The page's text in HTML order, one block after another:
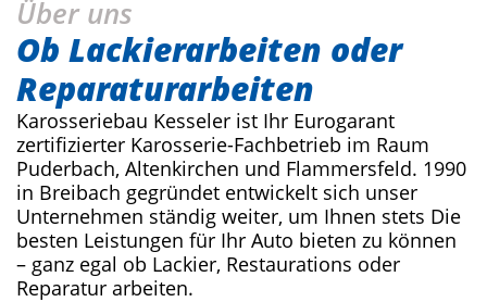
Über uns
Ob Lackierarbeiten oder
Reparaturarbeiten
Karosseriebau Kesseler ist Ihr Eurogarant
zertifizierter Karosserie-Fachbetrieb im Raum
Puderbach, Altenkirchen und Flammersfeld. 1990
in Breibach gegründet entwickelt sich unser
Unternehmen ständig weiter, um Ihnen stets Die
besten Leistungen für Ihr Auto bieten zu können
– ganz egal ob Lackier, Restaurations oder
Reparatur arbeiten.